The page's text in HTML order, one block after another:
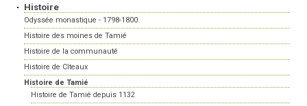
Histoire
Odyssée monastique - 1798-1800
Histoire des moines de Tamié
Histoire de la communauté
Histoire de Cîteaux
Histoire de Tamié
Histoire de Tamié depuis 1132